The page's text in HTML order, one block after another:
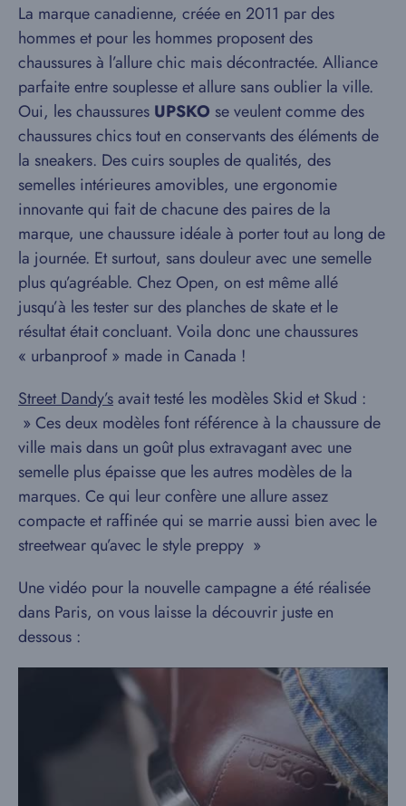
La marque canadienne, créée en 2011 par des
hommes et pour les hommes proposent des
chaussures à l’allure chic mais décontractée. Alliance
parfaite entre souplesse et allure sans oublier la ville.
Oui, les chaussures UPSKO se veulent comme des
chaussures chics tout en conservants des éléments de
la sneakers. Des cuirs souples de qualités, des
semelles intérieures amovibles, une ergonomie
innovante qui fait de chacune des paires de la
marque, une chaussure idéale à porter tout au long de
la journée. Et surtout, sans douleur avec une semelle
plus qu’agréable. Chez Open, on est même allé
jusqu’à les tester sur des planches de skate et le
résultat était concluant. Voila donc une chaussures
« urbanproof » made in Canada !
Street Dandy’savait testé les modèles Skid et Skud :
» Ces deux modèles font référence à la chaussure de
ville mais dans un goût plus extravagant avec une
semelle plus épaisse que les autres modèles de la
marques. Ce qui leur confère une allure assez
compacte et raffinée qui se marrie aussi bien avec le
streetwear qu’avec le style preppy »
Une vidéo pour la nouvelle campagne a été réalisée
dans Paris, on vous laisse la découvrir juste en
dessous :